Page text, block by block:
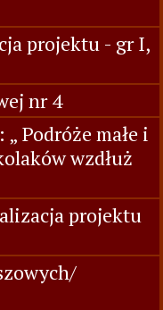
projektu - gr I,
nr 4
Podróże małe i
wzdłuż
projektu